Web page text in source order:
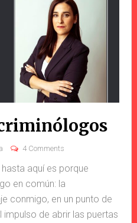
4 Comments
hasta aquí es porque
en común: la
conmigo, en un punto de
de abrir las puertas